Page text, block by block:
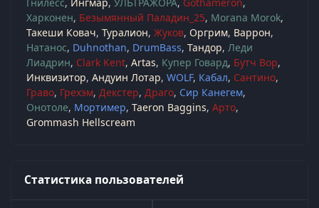
Харконен Безымянный Паладин_25 Morana Morok
Такеши Ковач Туралион Жуков Оргрим Варрон
Натанос Duhnothan DrumBass Тандор Леди
Лиадрин Clark Kent Artas Купер Говард Бутч Вор
Инквизитор Андуин Лотар WOLF Кабал Сантино
Граво Грехэм Декстер Драго Сир Канегем
Онотоле Мортимер Taeron Baggins Арто
Grommash Hellscream
Статистика пользователей